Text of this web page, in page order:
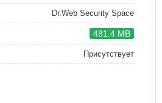
Dr.Web Security Space
481.4 MB
Присутствует